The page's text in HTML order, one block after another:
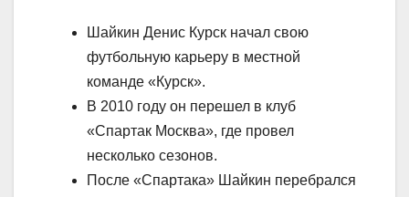
Шайкин Денис Курск начал свою
футбольную карьеру в местной
команде «Курск».
В 2010 году он перешел в клуб
«Спартак Москва», где провел
несколько сезонов.
После «Спартака» Шайкин перебрался